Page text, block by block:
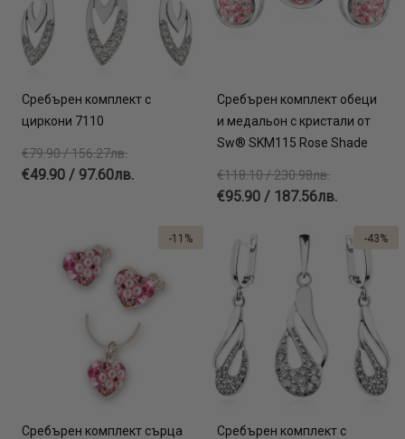
Сребърен комплект с
циркони 7110
€79.90 / 156.27лв.
€49.90 / 97.60лв.
Сребърен комплект обеци
и медальон с кристали от
Sw® SKM115 Rose Shade
€118.10 / 230.98лв.
€95.90 / 187.56лв.
Сребърен комплект сърца
-11%
Сребърен комплект с
-43%